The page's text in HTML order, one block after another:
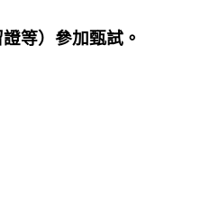
等）參加甄試。